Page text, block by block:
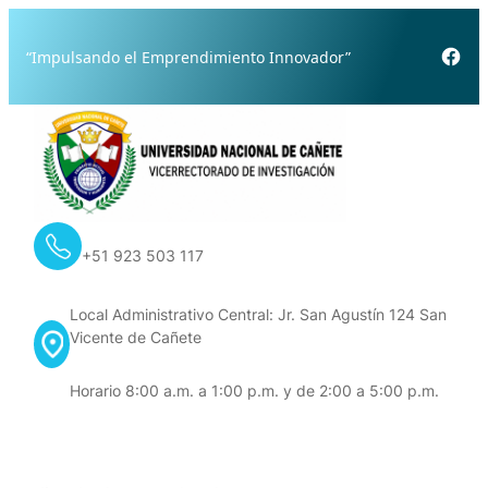
content
“Impulsando el Emprendimiento Innovador”
+51 923 503 117
Local Administrativo Central: Jr. San Agustín 124 San
Vicente de Cañete
Horario 8:00 a.m. a 1:00 p.m. y de 2:00 a 5:00 p.m.